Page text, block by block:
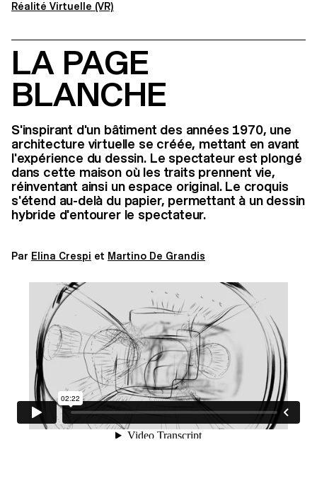
Réalité Virtuelle (VR)
LA PAGE
BLANCHE
S'inspirant d'un bâtiment des années 1970, une
architecture virtuelle se créée, mettant en avant
l'expérience du dessin. Le spectateur est plongé
dans cette maison où les traits prennent vie,
réinventant ainsi un espace original. Le croquis
s'étend au-delà du papier, permettant à un dessin
hybride d'entourer le spectateur.
Par Elina Crespi et Martino De Grandis